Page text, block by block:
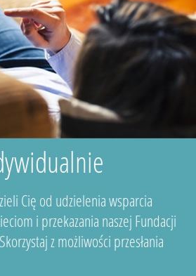
Cię od udzielenia wsparcia
i przekazania naszej Fundacji
z możliwości przesłania